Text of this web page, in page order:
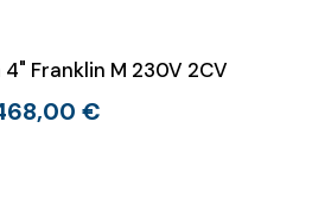
Franklin M 230V 2CV
€